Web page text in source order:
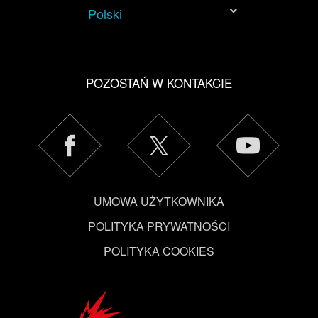
Polski
POZOSTAŃ W KONTAKCIE
UMOWA UŻYTKOWNIKA
POLITYKA PRYWATNOŚCI
POLITYKA COOKIES